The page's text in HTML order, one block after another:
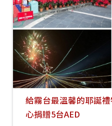
給霧台最溫馨的耶誕
心捐贈5台AED